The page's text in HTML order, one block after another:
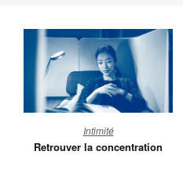
la
concentration
Intimité
Retrouver la concentration